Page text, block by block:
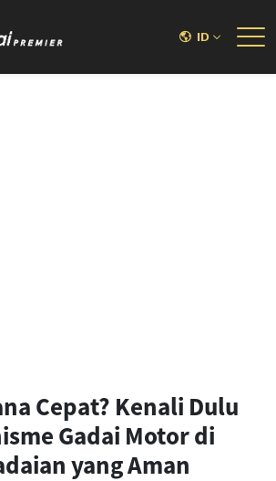
ID
Cepat? Kenali Dulu
Gadai Motor di
yang Aman